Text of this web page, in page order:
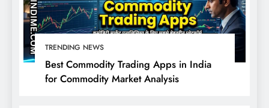
TRENDING NEWS
Best Commodity Trading Apps in India
for Commodity Market Analysis